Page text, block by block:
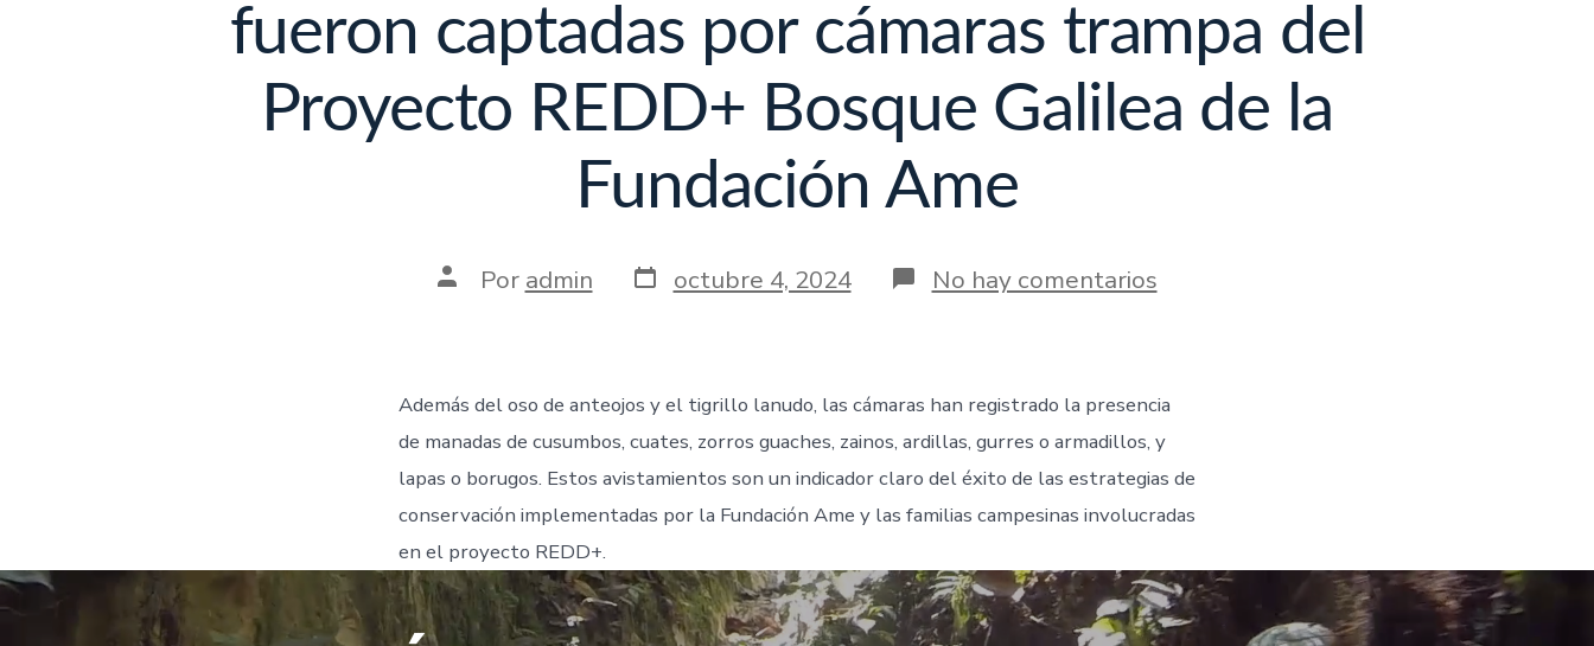
fueron captadas por cámaras trampa del
Proyecto REDD+ Bosque Galilea de la
Fundación Ame
Por admin octubre 4, 2024 No hay comentarios
Además del oso de anteojos y el tigrillo lanudo, las cámaras han registrado la presencia
de manadas de cusumbos, cuates, zorros guaches, zainos, ardillas, gurres o armadillos, y
lapas o borugos. Estos avistamientos son un indicador claro del éxito de las estrategias de
conservación implementadas por la Fundación Ame y las familias campesinas involucradas
en el proyecto REDD+.